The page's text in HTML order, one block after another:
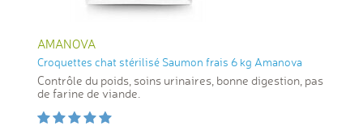
AMANOVA
Croquettes chat stérilisé Saumon frais 6 kg Amanova
Contrôle du poids, soins urinaires, bonne digestion, pas
de farine de viande.